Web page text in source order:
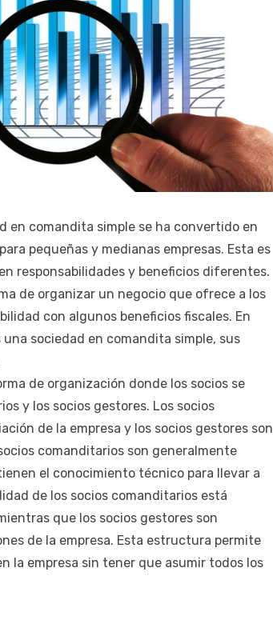
en comandita simple se ha convertido en
pequeñas y medianas empresas. Esta es
responsabilidades y beneficios diferentes.
de organizar un negocio que ofrece a los
con algunos beneficios fiscales. En
sociedad en comandita simple, sus
de organización donde los socios se
y los socios gestores. Los socios
de la empresa y los socios gestores son
comanditarios son generalmente
el conocimiento técnico para llevar a
de los socios comanditarios está
que los socios gestores son
de la empresa. Esta estructura permite
la empresa sin tener que asumir todos los